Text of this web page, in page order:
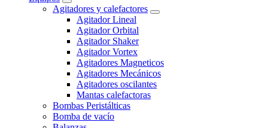
Agitadores y calefactores
Agitador Lineal
Agitador Orbital
Agitador Shaker
Agitador Vortex
Agitadores Magneticos
Agitadores Mecánicos
Agitadores oscilantes
Mantas calefactoras
Bombas Peristálticas
Bomba de vacío